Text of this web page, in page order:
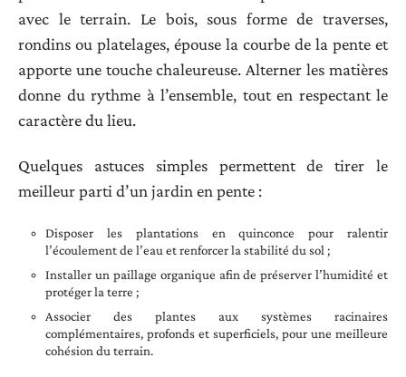
avec le terrain. Le bois, sous forme de traverses,
rondins ou platelages, épouse la courbe de la pente et
apporte une touche chaleureuse. Alterner les matières
donne du rythme à l’ensemble, tout en respectant le
caractère du lieu.
Quelques astuces simples permettent de tirer le
meilleur parti d’un jardin en pente :
Disposer les plantations en quinconce pour ralentir
l’écoulement de l’eau et renforcer la stabilité du sol ;
Installer un paillage organique afin de préserver l’humidité et
protéger la terre ;
Associer des plantes aux systèmes racinaires
complémentaires, profonds et superficiels, pour une meilleure
cohésion du terrain.